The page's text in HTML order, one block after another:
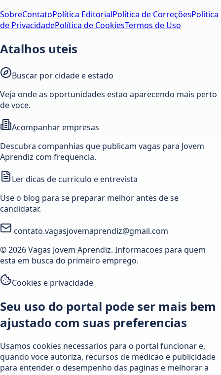
SobreContatoPolítica EditorialPolítica de CorreçõesPolítica
de PrivacidadePolítica de CookiesTermos de Uso
Atalhos uteis
Buscar por cidade e estado
Veja onde as oportunidades estao aparecendo mais perto
de voce.
Acompanhar empresas
Descubra companhias que publicam vagas para Jovem
Aprendiz com frequencia.
Ler dicas de curriculo e entrevista
Use o blog para se preparar melhor antes de se
candidatar.
contato.vagasjovemaprendiz@gmail.com
© 2026 Vagas Jovem Aprendiz. Informacoes para quem
esta em busca do primeiro emprego.
Cookies e privacidade
Seu uso do portal pode ser mais bem
ajustado com suas preferencias
Usamos cookies necessarios para o portal funcionar e,
quando voce autoriza, recursos de medicao e publicidade
para entender o desempenho das paginas e melhorar a